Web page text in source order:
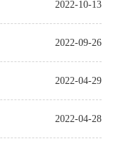
2022-10-13
2022-09-26
2022-04-29
2022-04-28